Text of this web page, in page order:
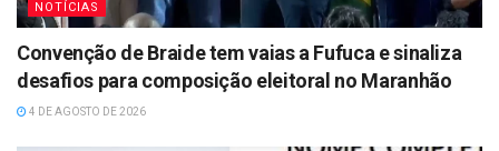
NOTÍCIAS
Convenção de Braide tem vaias a Fufuca e sinaliza
desafios para composição eleitoral no Maranhão
4 DE AGOSTO DE 2026